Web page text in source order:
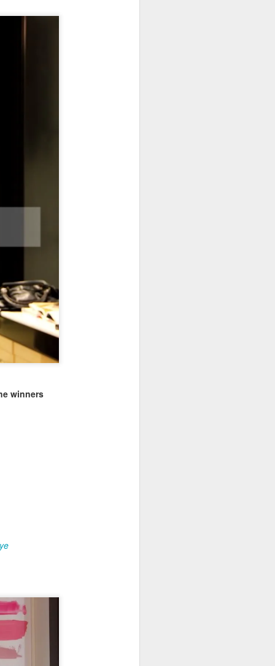
winners
from city life
travel
city and
Last week
traveling in
it so much,
used to
long
a holiday at
at home
days.
kaçıp deniz
o kadar
sevdiğim :)
yazın ilk
için
temposunda
yazmıştım